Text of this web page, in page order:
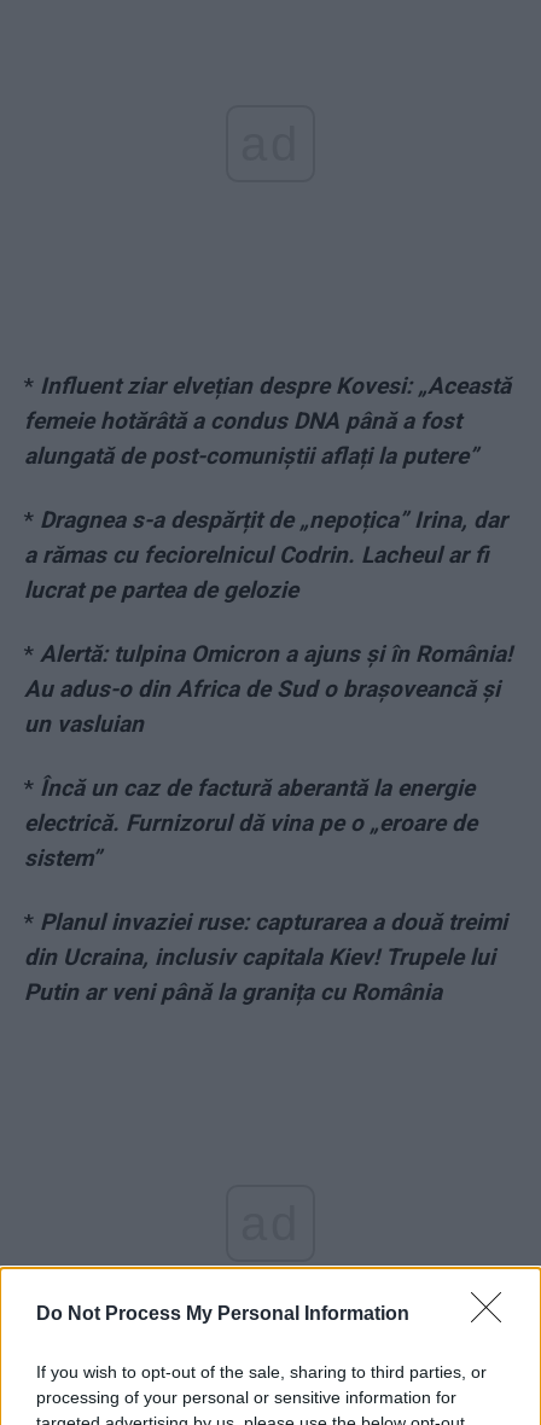
Do Not Process My Personal Information
If you wish to opt-out of the sale, sharing to third parties, or
processing of your personal or sensitive information for
* Influent ziar elvețian despre Kovesi: „Această
femeie hotărâtă a condus DNA până a fost
alungată de post-comuniștii aflați la putere”
* Dragnea s-a despărțit de „nepoțica” Irina, dar
a rămas cu feciorelnicul Codrin. Lacheul ar fi
lucrat pe partea de gelozie
* Alertă: tulpina Omicron a ajuns și în România!
Au adus-o din Africa de Sud o brașoveancă și
un vasluian
* Încă un caz de factură aberantă la energie
electrică. Furnizorul dă vina pe o „eroare de
sistem”
* Planul invaziei ruse: capturarea a două treimi
din Ucraina, inclusiv capitala Kiev! Trupele lui
Putin ar veni până la granița cu România